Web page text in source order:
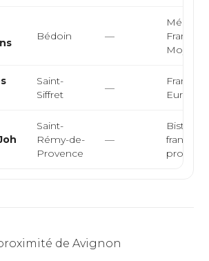
Bédoin —
Moyen-
Saint-
Siffret
—
Saint-
Rémy-de-
Provence
—
Bistrot,
de Avignon